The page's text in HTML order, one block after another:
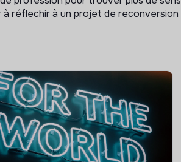
réflechir à un projet de reconversion